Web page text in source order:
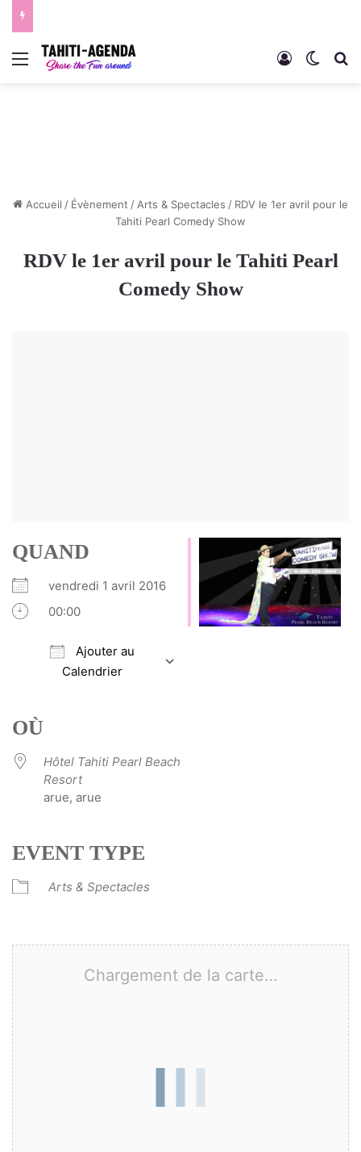
Menu Connexion
Accueil / Évènement / Arts & Spectacles / RDV le 1er avril pour le
Tahiti Pearl Comedy Show
RDV le 1er avril pour le Tahiti Pearl
Comedy Show
QUAND
vendredi 1 avril 2016
00:00
Ajouter au
Calendrier
OÙ
Hôtel Tahiti Pearl Beach
Resort
arue, arue
EVENT TYPE
Arts & Spectacles
Chargement de la carte…